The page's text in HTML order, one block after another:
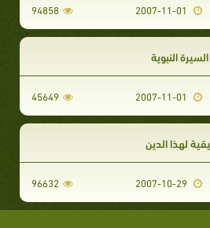
94858
النبوية
45649
لهذا الدين
2007-10-29
96632